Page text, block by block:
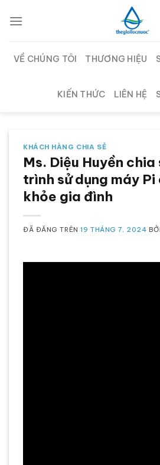
đến
dung
VỀ CHÚNG TÔI THƯƠNG HIỆU
KIẾN THỨC LIÊN HỆ
KHÁCH HÀNG CHIA SẺ
Ms. Diệu Huyền chia
trình sử dụng máy
khỏe gia đình
ĐÃ ĐĂNG TRÊN19 THÁNG 7, 2024